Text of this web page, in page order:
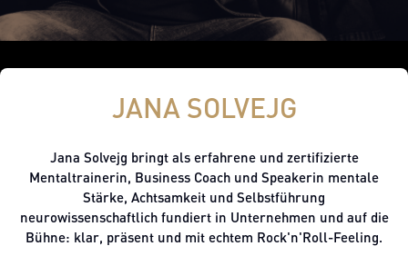
JANA SOLVEJG
Jana Solvejg bringt als erfahrene und zertifizierte
Mentaltrainerin, Business Coach und Speakerin mentale
Stärke, Achtsamkeit und Selbstführung
neurowissenschaftlich fundiert in Unternehmen und auf die
Bühne: klar, präsent und mit echtem Rock'n'Roll-Feeling.